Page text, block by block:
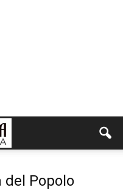
del Popolo